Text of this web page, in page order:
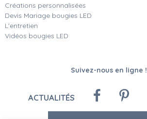
Créations personnalisées
Devis Mariage bougies LED
L'entretien
Vidéos bougies LED
Suivez-nous en ligne !
ACTUALITÉS